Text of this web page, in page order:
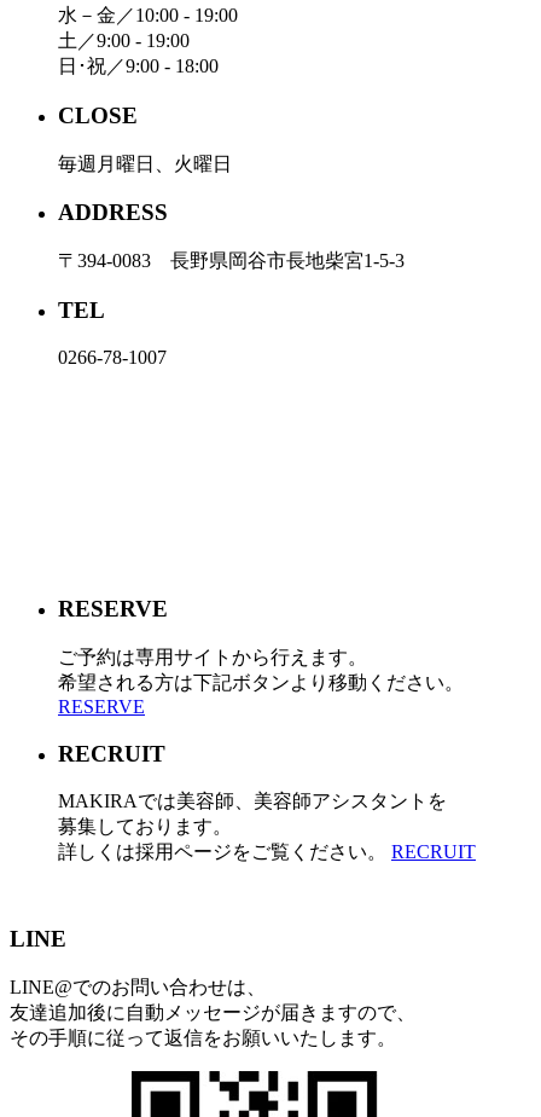
水－金／10:00 - 19:00
土／9:00 - 19:00
日･祝／9:00 - 18:00
CLOSE
毎週月曜日、火曜日
ADDRESS
〒394-0083 長野県岡谷市長地柴宮1-5-3
TEL
0266-78-1007
RESERVE
ご予約は専用サイトから行えます。
希望される方は下記ボタンより移動ください。
RESERVE
RECRUIT
MAKIRAでは美容師、美容師アシスタントを
募集しております。
詳しくは採用ページをご覧ください。 RECRUIT
LINE
LINE@でのお問い合わせは、
友達追加後に自動メッセージが届きますので、
その手順に従って返信をお願いいたします。